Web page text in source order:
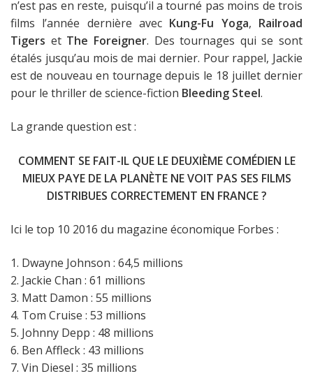
n’est pas en reste, puisqu’il a tourné pas moins de trois
films l’année dernière avec Kung-Fu Yoga, Railroad
Tigers et The Foreigner. Des tournages qui se sont
étalés jusqu’au mois de mai dernier. Pour rappel, Jackie
est de nouveau en tournage depuis le 18 juillet dernier
pour le thriller de science-fiction Bleeding Steel.
La grande question est :
COMMENT SE FAIT-IL QUE LE DEUXIÈME COMÉDIEN LE
MIEUX PAYE DE LA PLANÈTE NE VOIT PAS SES FILMS
DISTRIBUES CORRECTEMENT EN FRANCE ?
Ici le top 10 2016 du magazine économique Forbes :
1. Dwayne Johnson : 64,5 millions
2. Jackie Chan : 61 millions
3. Matt Damon : 55 millions
4. Tom Cruise : 53 millions
5. Johnny Depp : 48 millions
6. Ben Affleck : 43 millions
7. Vin Diesel : 35 millions